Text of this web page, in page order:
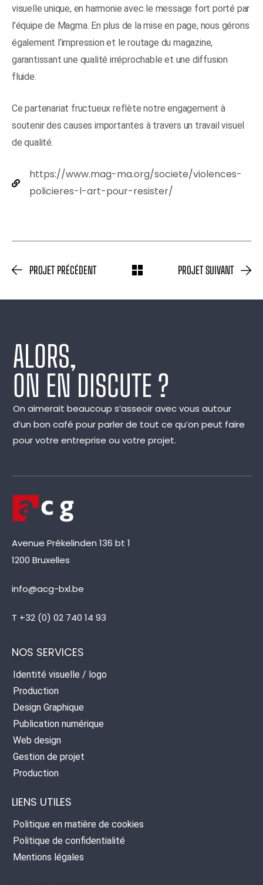
visuelle unique, en harmonie avec le message fort porté par
l’équipe de Magma. En plus de la mise en page, nous gérons
également l’impression et le routage du magazine,
garantissant une qualité irréprochable et une diffusion
fluide.
Ce partenariat fructueux reflète notre engagement à
soutenir des causes importantes à travers un travail visuel
de qualité.
https://www.mag-ma.org/societe/violences-
policieres-l-art-pour-resister/
PROJET PRÉCÉDENT PROJET SUIVANT
ALORS,
ON EN DISCUTE ?
On aimerait beaucoup s’asseoir avec vous autour
d’un bon café pour parler de tout ce qu’on peut faire
pour votre entreprise ou votre projet.
Avenue Prékelinden 136 bt 1
1200 Bruxelles
info@acg-bxl.be
T +32 (0) 02 740 14 93
NOS SERVICES
Identité visuelle / logo
Production
Design Graphique
Publication numérique
Web design
Gestion de projet
Production
LIENS UTILES
Politique en matière de cookies
Politique de confidentialité
Mentions légales